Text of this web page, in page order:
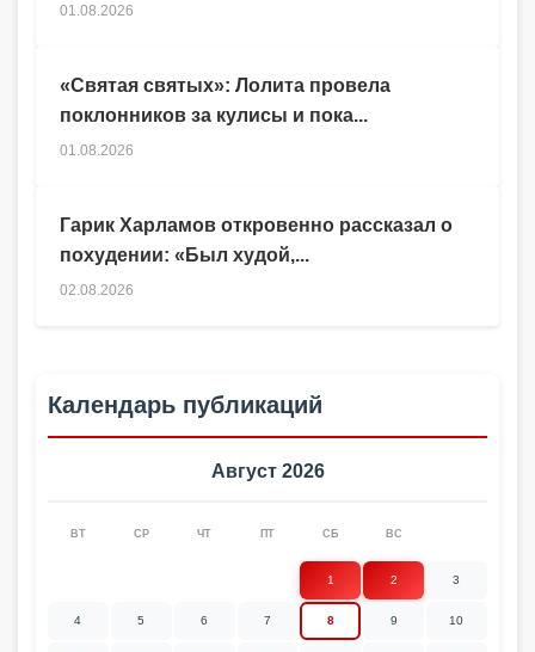
Гарик Харламов откровенно рассказал о
похудении: «Был худой,...
02.08.2026
01.08.2026
«Святая святых»: Лолита провела
поклонников за кулисы и пока...
01.08.2026
Календарь публикаций
Август 2026
ВТ СР ЧТ ПТ СБ ВС
1 2 3
4 5 6 7 8 9 10